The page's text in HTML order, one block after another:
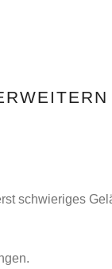
schwieriges